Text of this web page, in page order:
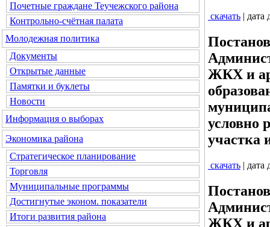
Почетные граждане Теучежского района
Контрольно-счётная палата
Молодежная политика
Документы
Открытые данные
Памятки и буклеты
Новости
Информация о выборах
Экономика района
Стратегическое планирование
Торговля
Муниципальные программы
Достигнутые эконом. показатели
Итоги развития района
скачать | дата
ЖКХ и
условно
участка
скачать | дата
ЖКХ и